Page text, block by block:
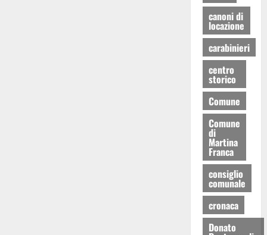
canoni di
locazione
carabinieri
centro
storico
Comune
Comune
di
Martina
Franca
consiglio
comunale
cronaca
Donato